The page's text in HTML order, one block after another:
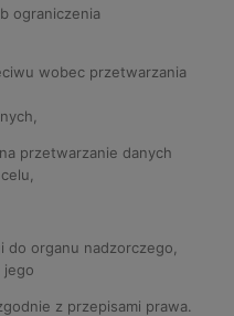
ograniczenia
wobec przetwarzania
przetwarzanie danych
organu nadzorczego,
jego
z przepisami prawa.